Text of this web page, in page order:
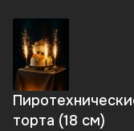
торта (18 см)